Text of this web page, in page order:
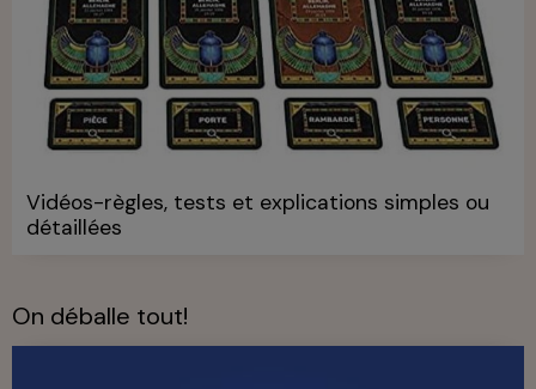
Vidéos-règles, tests et explications simples ou
détaillées
On déballe tout!